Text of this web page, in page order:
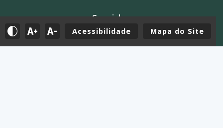
Acessibilidade Mapa do Site
Servidor